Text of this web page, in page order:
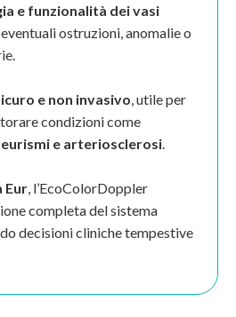
e funzionalità dei vasi
eventuali ostruzioni, anomalie o
e non invasivo , utile per
condizioni come
e arteriosclerosi
Eur , l’EcoColorDoppler
completa del sistema
decisioni cliniche tempestive